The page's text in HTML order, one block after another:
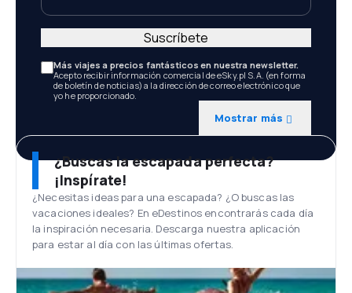
Más viajes a precios fantásticos en nuestra newsletter.
Acepto recibir información comercial de eSky.pl S.A. (en forma
de boletín de noticias) a la dirección de correo electrónico que
yo he proporcionado.
Mostrar más
Suscríbete
¿Buscas la escapada perfecta?
¡Inspírate!
¿Necesitas ideas para una escapada? ¿O buscas las
vacaciones ideales? En eDestinos encontrarás cada día
la inspiración necesaria. Descarga nuestra aplicación
para estar al día con las últimas ofertas.